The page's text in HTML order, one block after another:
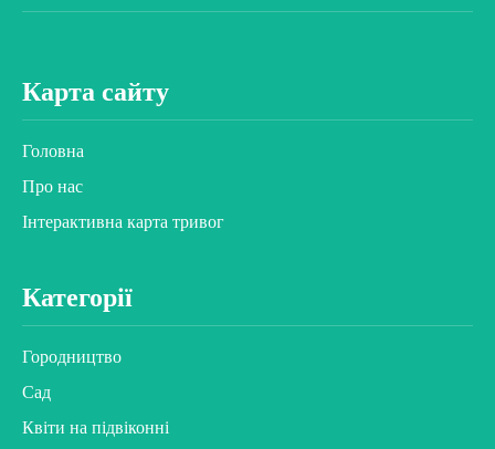
Карта сайту
Головна
Про нас
Інтерактивна карта тривог
Категорії
Городництво
Сад
Квіти на підвіконні